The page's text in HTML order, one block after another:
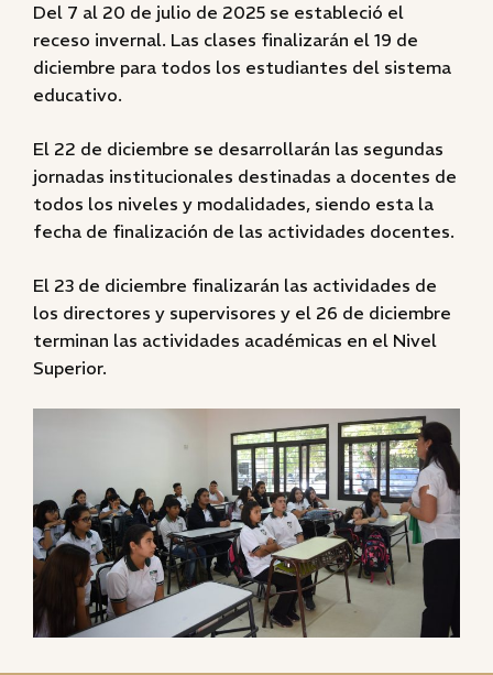
Del 7 al 20 de julio de 2025 se estableció el
receso invernal. Las clases finalizarán el 19 de
diciembre para todos los estudiantes del sistema
educativo.
El 22 de diciembre se desarrollarán las segundas
jornadas institucionales destinadas a docentes de
todos los niveles y modalidades, siendo esta la
fecha de finalización de las actividades docentes.
El 23 de diciembre finalizarán las actividades de
los directores y supervisores y el 26 de diciembre
terminan las actividades académicas en el Nivel
Superior.